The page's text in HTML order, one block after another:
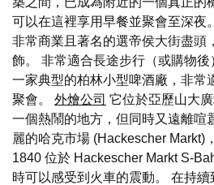
可以在這裡享用早餐並聚會至深夜
非常商業且著名的選帝侯大街盡頭
飾。 非常適合長途步行（或購物
一家典型的柏林小型啤酒廠，非常
聚會。 外燴公司 它位於亞歷山大
一個熱鬧的地方，但同時又遠離喧
麗的哈克市場 (Hackescher Markt)
1840 位於 Hackescher Markt S-
時可以感受到火車的震動。 在持